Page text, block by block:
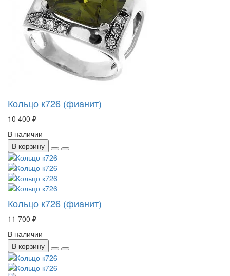
Кольцо к726 (фианит)
10 400 ₽
В наличии
В корзину
Кольцо к726 (фианит)
11 700 ₽
В наличии
В корзину